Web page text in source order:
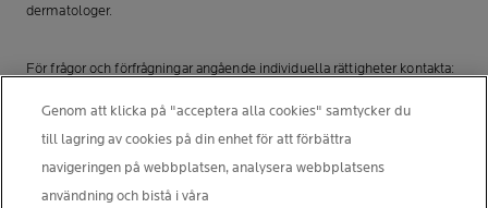
dermatologer.
För frågor och förfrågningar angående individuella rättigheter kontakta:
COSMETIQUE ACTIVE INTERNATIONAL
Genom att klicka på "acceptera alla cookies" samtycker du
till lagring av cookies på din enhet för att förbättra
navigeringen på webbplatsen, analysera webbplatsens
användning och bistå i våra